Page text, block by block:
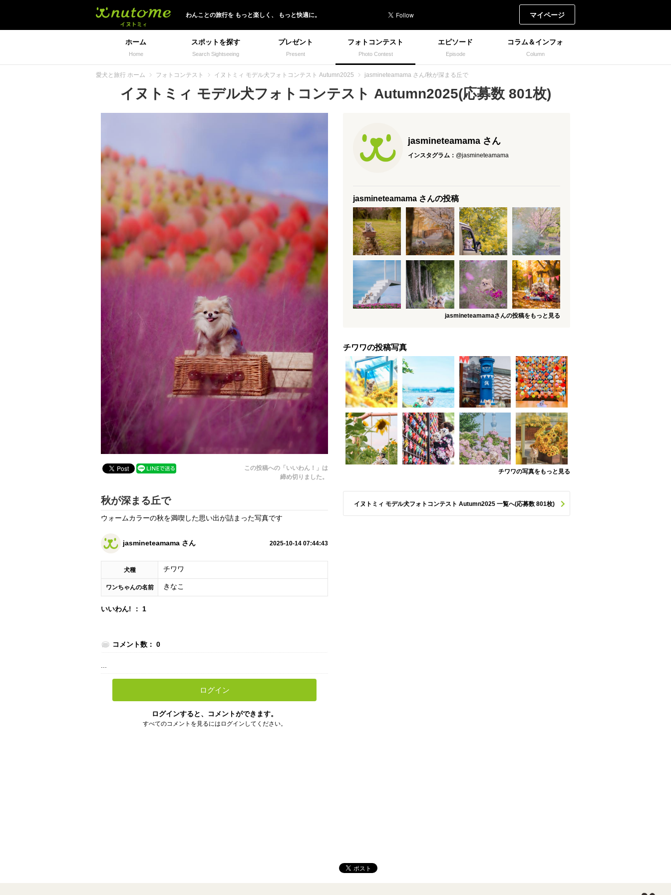
わんことの旅行を もっと楽しく、 もっと快適に。 マイページ
ホーム
Home
スポットを探す
Search Sightseeing
プレゼント
Present
フォトコンテスト
Photo Contest
エピソード
Episode
コラム＆インフォ
Column
愛犬と旅行 ホーム フォトコンテスト イヌトミィ モデル犬フォトコンテスト Autumn2025 jasmineteamama さん/秋が深まる丘で
イヌトミィ モデル犬フォトコンテスト Autumn2025(応募数 801枚)
この投稿への「いいわん！」は
締め切りました。
秋が深まる丘で
ウォームカラーの秋を満喫した思い出が詰まった写真です
jasmineteamama さん 2025-10-14 07:44:43
犬種 チワワ
ワンちゃんの名前 きなこ
いいわん! ： 1
コメント数： 0
ログイン
ログインすると、コメントができます。
すべてのコメントを見るにはログインしてください。
jasmineteamama さん
インスタグラム： @jasmineteamama
jasmineteamama さんの投稿
jasmineteamamaさんの投稿をもっと見る
チワワの投稿写真
チワワの写真をもっと見る
イヌトミィ モデル犬フォトコンテスト Autumn2025 一覧へ(応募数 801枚)